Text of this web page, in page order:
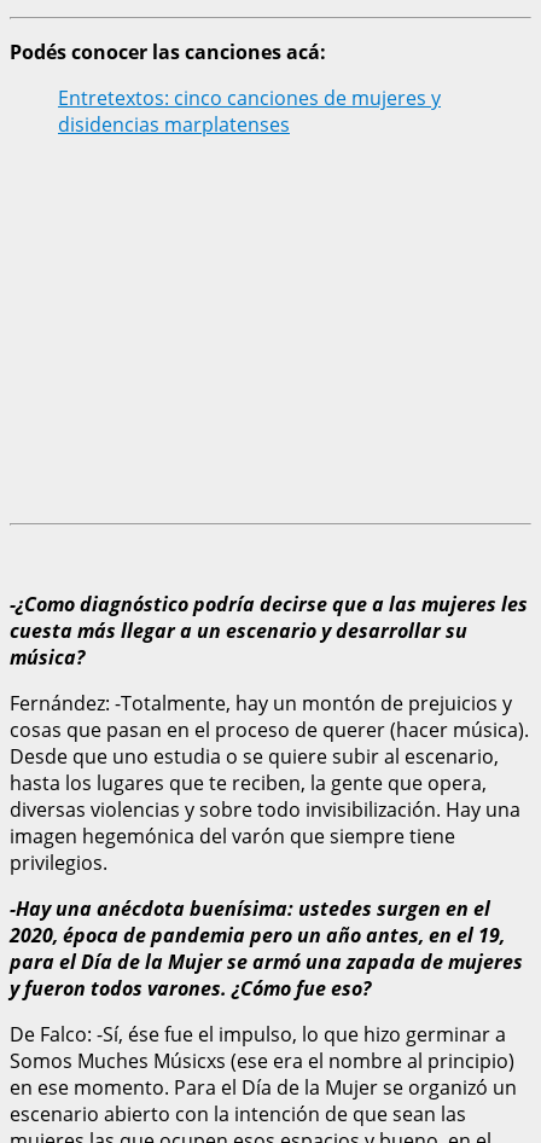
Podés conocer las canciones acá:
Entretextos: cinco canciones de mujeres y
disidencias marplatenses
-¿Como diagnóstico podría decirse que a las mujeres les
cuesta más llegar a un escenario y desarrollar su
música?
Fernández: -Totalmente, hay un montón de prejuicios y
cosas que pasan en el proceso de querer (hacer música).
Desde que uno estudia o se quiere subir al escenario,
hasta los lugares que te reciben, la gente que opera,
diversas violencias y sobre todo invisibilización. Hay una
imagen hegemónica del varón que siempre tiene
privilegios.
-Hay una anécdota buenísima: ustedes surgen en el
2020, época de pandemia pero un año antes, en el 19,
para el Día de la Mujer se armó una zapada de mujeres
y fueron todos varones. ¿Cómo fue eso?
De Falco: -Sí, ése fue el impulso, lo que hizo germinar a
Somos Muches Músicxs (ese era el nombre al principio)
en ese momento. Para el Día de la Mujer se organizó un
escenario abierto con la intención de que sean las